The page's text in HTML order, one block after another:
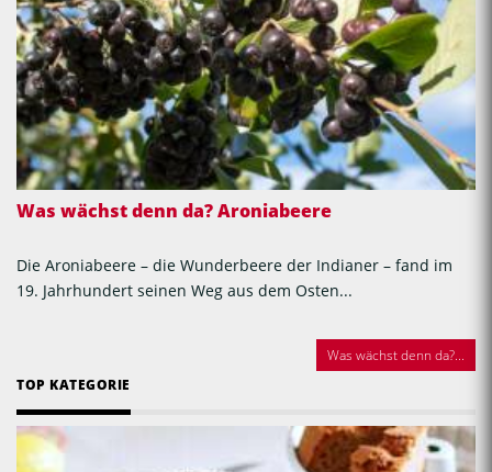
Was wächst denn da? Aroniabeere
Die Aroniabeere – die Wunderbeere der Indianer – fand im
19. Jahrhundert seinen Weg aus dem Osten...
Was wächst denn da?...
TOP KATEGORIE